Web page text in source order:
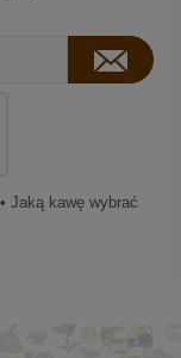
Jaką kawę wybrać